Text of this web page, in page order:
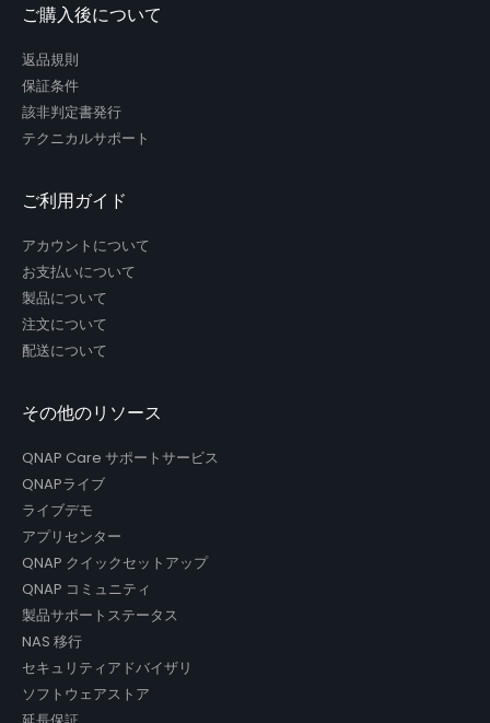
ご購入後について
返品規則
保証条件
該非判定書発行
テクニカルサポート
ご利用ガイド
アカウントについて
お支払いについて
製品について
注文について
配送について
その他のリソース
QNAP Care サポートサービス
QNAPライブ
ライブデモ
アプリセンター
QNAP クイックセットアップ
QNAP コミュニティ
製品サポートステータス
NAS 移行
セキュリティアドバイザリ
ソフトウェアストア